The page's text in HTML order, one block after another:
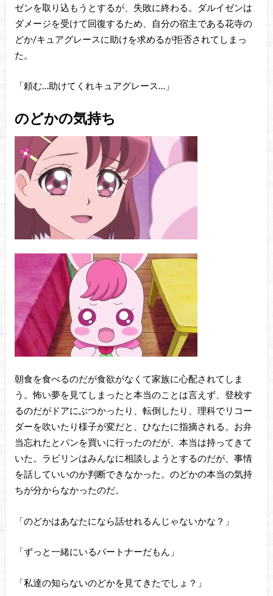
ゼンを取り込もうとするが、失敗に終わる。ダルイゼンは
ダメージを受けて回復するため、自分の宿主である花寺の
どか/キュアグレースに助けを求めるが拒否されてしまっ
た。
「頼む…助けてくれキュアグレース…」
のどかの気持ち
朝食を食べるのだが食欲がなくて家族に心配されてしま
う。怖い夢を見てしまったと本当のことは言えず、登校す
るのだがドアにぶつかったり、転倒したり、理科でリコー
ダーを吹いたり様子が変だと、ひなたに指摘される。お弁
当忘れたとパンを買いに行ったのだが、本当は持ってきて
いた。ラビリンはみんなに相談しようとするのだが、事情
を話していいのか判断できなかった。のどかの本当の気持
ちが分からなかったのだ。
「のどかはあなたになら話せれるんじゃないかな？」
「ずっと一緒にいるパートナーだもん」
「私達の知らないのどかを見てきたでしょ？」